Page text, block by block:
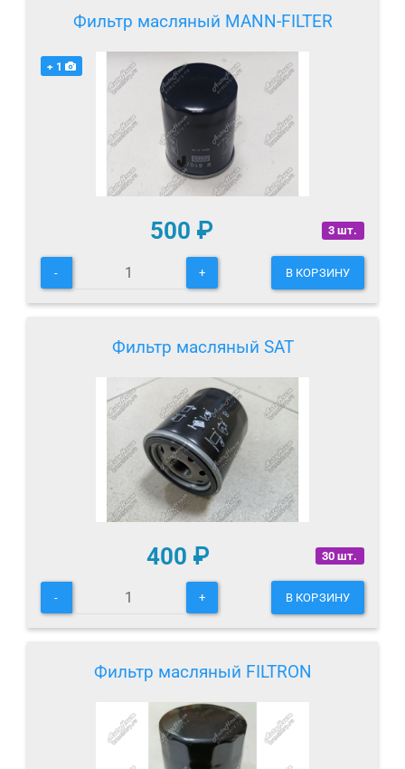
Фильтр масляный MANN-FILTER
+ 1
3 шт.
500 ₽
- + В КОРЗИНУ
Фильтр масляный SAT
30 шт.
400 ₽
- + В КОРЗИНУ
Фильтр масляный FILTRON